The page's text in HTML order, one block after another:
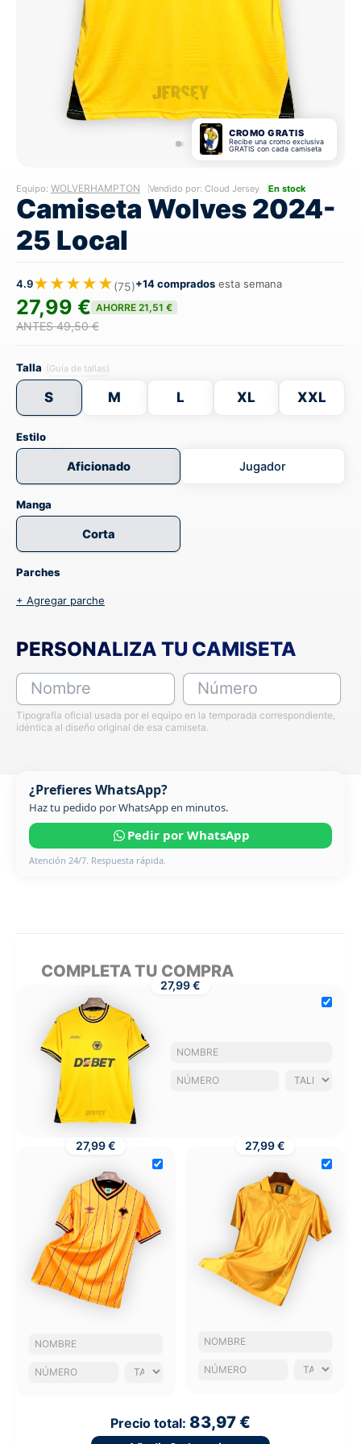
CROMO GRATIS
Recibe una cromo exclusiva
GRATIS con cada camiseta
Equipo: WOLVERHAMPTON Vendido por: Cloud Jersey En stock
Camiseta Wolves 2024-
25 Local
4.9★★★★★(75)+14 comprados esta semana
27,99 € AHORRE 21,51 €
ANTES 49,50 €
Talla (Guía de tallas)
S M L XL XXL
Estilo
Aficionado Jugador
Manga
Corta
Parches
+ Agregar parche
PERSONALIZA TU CAMISETA
Nombre Número
Tipografía oficial usada por el equipo en la temporada correspondiente,
idéntica al diseño original de esa camiseta.
¿Prefieres WhatsApp?
Haz tu pedido por WhatsApp en minutos.
Pedir por WhatsApp
Atención 24/7. Respuesta rápida.
COMPLETA TU COMPRA
27,99 €
27,99 € 27,99 €
Precio total: 83,97 €